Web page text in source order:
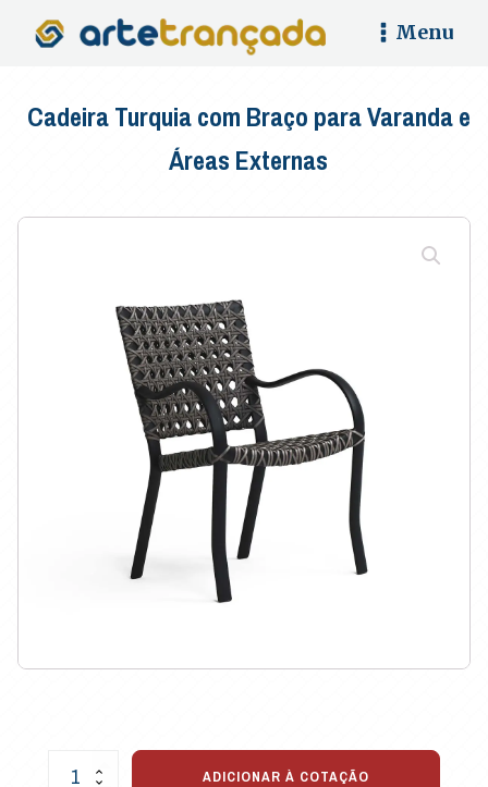
Menu
Cadeira Turquia com Braço para Varanda e
Áreas Externas
Cadeira
ADICIONAR À COTAÇÃO